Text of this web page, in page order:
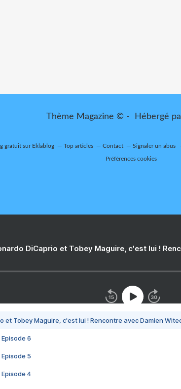
Thème Magazine © - Hébergé
gratuit sur Eklablog Top articles Contact Signaler un abus
Préférences cookies
DiCaprio et Tobey Maguire, c'est lui !
et Tobey Maguire, c'est lui ! Rencontre avec Damien
6
5
4